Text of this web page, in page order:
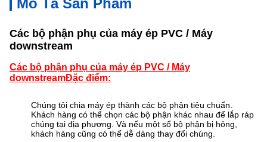
Mô Tả Sản Phẩm
Các bộ phận phụ của máy ép PVC / Máy
downstream
Các bộ phận phụ của máy ép PVC / Máy
downstreamĐặc điểm:
Chúng tôi chia máy ép thành các bộ phận tiêu chuẩn.
Khách hàng có thể chọn các bộ phận khác nhau để lắp ráp
chúng tại địa phương. Và nếu một số bộ phận bị hỏng,
khách hàng cũng có thể dễ dàng thay đổi chúng.